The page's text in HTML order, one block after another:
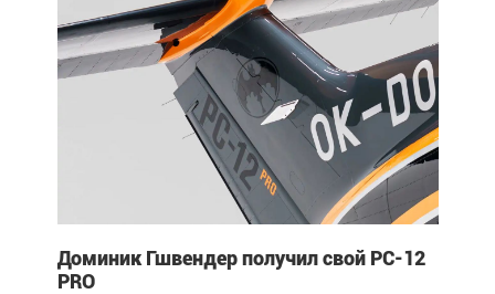
Доминик Гшвендер получил свой PC-12
PRO